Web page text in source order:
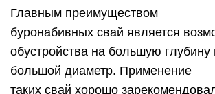
Главным преимуществом
буронабивных свай является
обустройства на большую глубину
большой диаметр. Применение
таких свай хорошо